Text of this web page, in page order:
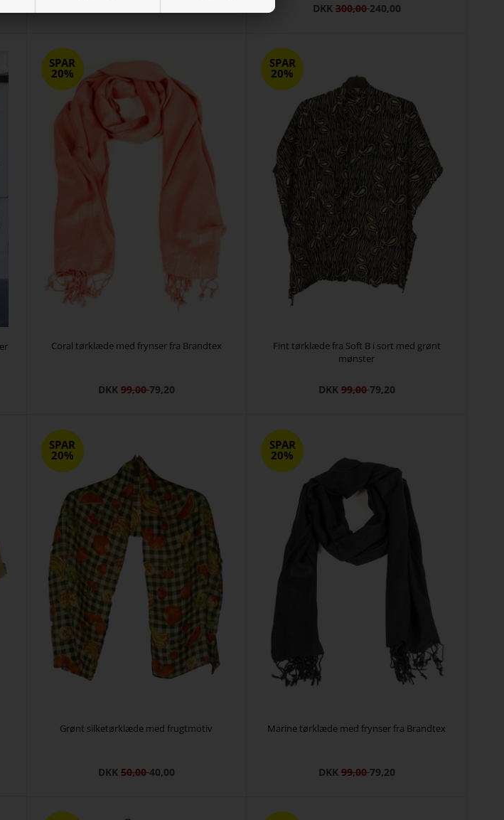
DKK 300,00240,00
SPAR
20%
Coral tørklæde med frynser fra Brandtex
DKK 99,0079,20
SPAR
20%
Fint tørklæde fra Soft B i sort med grønt
mønster
DKK 99,0079,20
SPAR
20%
Grønt silketørklæde med frugtmotiv
DKK 50,0040,00
SPAR
20%
Marine tørklæde med frynser fra Brandtex
DKK 99,0079,20